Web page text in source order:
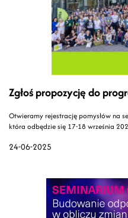
24-06-2025
Zgłoś propozycję do
Otwieramy rejestrację pomysłów na
która odbędzie się 17-18 września